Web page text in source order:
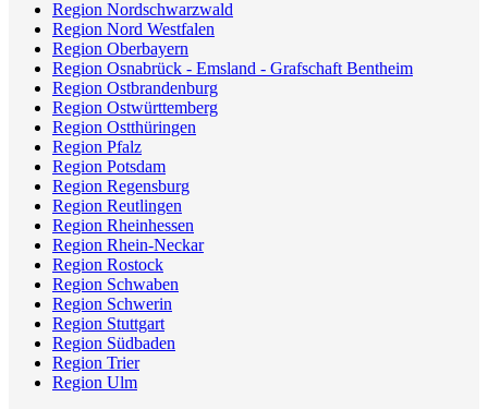
Region Nordschwarzwald
Region Nord Westfalen
Region Oberbayern
Region Osnabrück - Emsland - Grafschaft Bentheim
Region Ostbrandenburg
Region Ostwürttemberg
Region Ostthüringen
Region Pfalz
Region Potsdam
Region Regensburg
Region Reutlingen
Region Rheinhessen
Region Rhein-Neckar
Region Rostock
Region Schwaben
Region Schwerin
Region Stuttgart
Region Südbaden
Region Trier
Region Ulm